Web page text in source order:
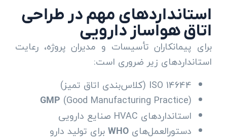
استانداردهای مهم در طراحی
اتاق هواساز دارویی
برای پیمانکاران تأسیسات و مدیران پروژه، رعایت
استانداردهای زیر ضروری است:
ISO 14644 (کلاس‌بندی اتاق تمیز)
GMP (Good Manufacturing Practice)
استانداردهای HVAC صنایع دارویی
دستورالعمل‌های WHO برای تولید دارو